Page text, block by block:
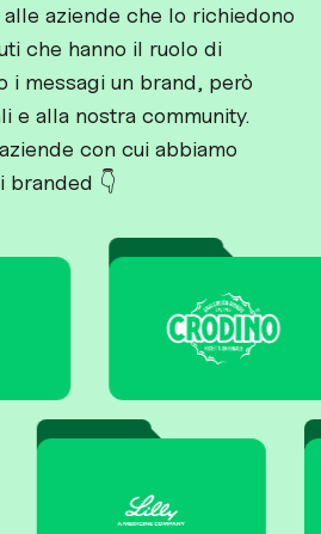
aziende che lo richiedono
che hanno il ruolo di
i messagi un brand, però
e alla nostra community.
con cui abbiamo
branded 👇